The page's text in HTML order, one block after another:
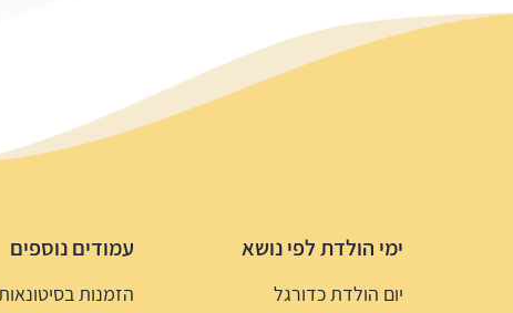
ימי הולדת לפי נושא
יום הולדת כדורגל
עמודים נוספים
הזמנות